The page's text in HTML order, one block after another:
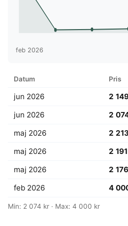
feb 2026
Datum Pris
jun 2026
2
jun 2026
2
maj 2026
2
maj 2026
2
maj 2026
2
feb 2026
4
Min: 2 074 kr · Max: 4 000 kr